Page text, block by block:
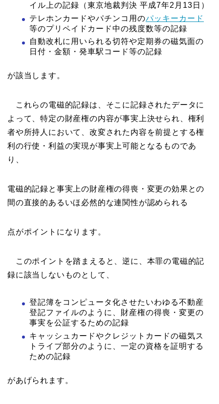
イル上の記録（東京地裁判決 平成7年2月13日）
テレホンカードやパチンコ用のパッキーカード
等のプリペイドカード中の残度数等の記録
自動改札に用いられる切符や定期券の磁気面の
日付・金額・発車駅コード等の記録
が該当します。
これらの電磁的記録は、そこに記録されたデータに
よって、特定の財産権の内容が事実上決せられ、権利
者や所持人において、改変された内容を前提とする権
利の行使・利益の実現が事実上可能となるものであ
り、
電磁的記録と事実上の財産権の得喪・変更の効果との
間の直接的あるいほ必然的な連関性が認められる
点がポイントになります。
このポイントを踏まえると、逆に、本罪の電磁的記
録に該当しないものとして、
登記簿をコンピュータ化させたいわゆる不動産
登記ファイルのように、財産権の得喪・変更の
事実を公証するための記録
キャッシュカードやクレジットカードの磁気ス
トライプ部分のように、一定の資格を証明する
ための記録
があげられます。